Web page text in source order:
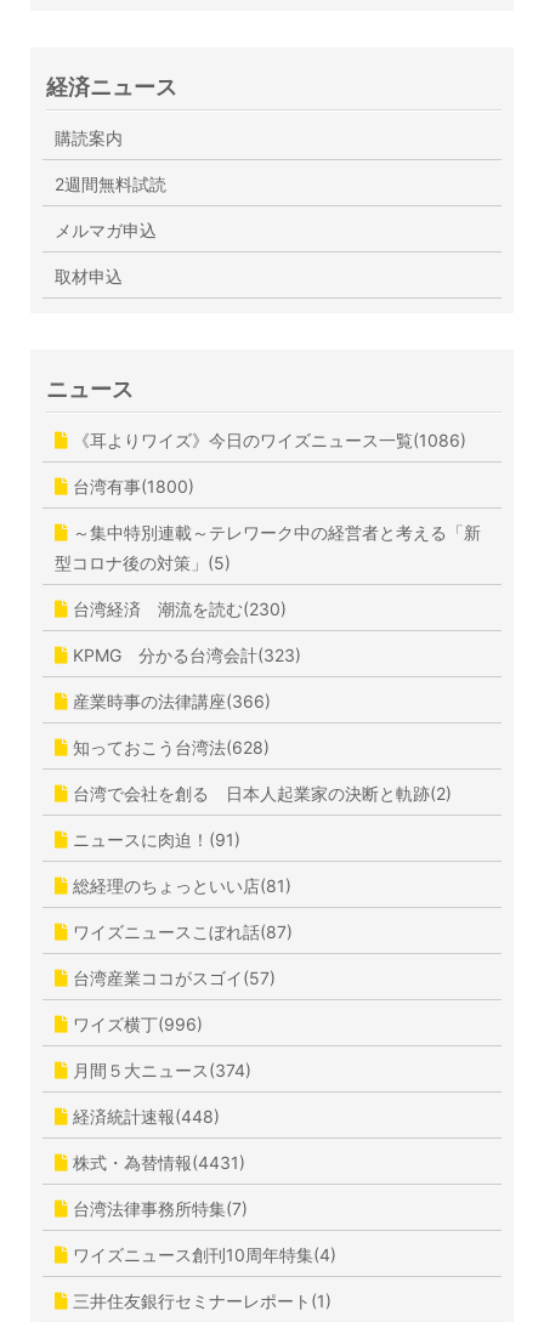
経済ニュース
購読案内
2週間無料試読
メルマガ申込
取材申込
ニュース
《耳よりワイズ》今日のワイズニュース一覧(1086)
台湾有事(1800)
～集中特別連載～テレワーク中の経営者と考える「新
型コロナ後の対策」(5)
台湾経済 潮流を読む(230)
KPMG 分かる台湾会計(323)
産業時事の法律講座(366)
知っておこう台湾法(628)
台湾で会社を創る 日本人起業家の決断と軌跡(2)
ニュースに肉迫！(91)
総経理のちょっといい店(81)
ワイズニュースこぼれ話(87)
台湾産業ココがスゴイ(57)
ワイズ横丁(996)
月間５大ニュース(374)
経済統計速報(448)
株式・為替情報(4431)
台湾法律事務所特集(7)
ワイズニュース創刊10周年特集(4)
三井住友銀行セミナーレポート(1)